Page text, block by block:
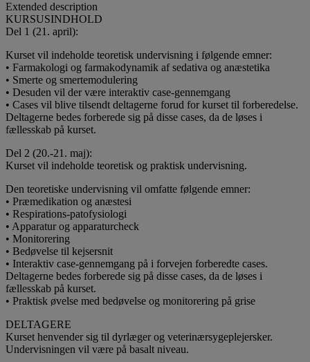
Extended description
KURSUSINDHOLD
Del 1 (21. april):
Kurset vil indeholde teoretisk undervisning i følgende emner:
• Farmakologi og farmakodynamik af sedativa og anæstetika
• Smerte og smertemodulering
• Desuden vil der være interaktiv case-gennemgang
• Cases vil blive tilsendt deltagerne forud for kurset til forberedelse.
Deltagerne bedes forberede sig på disse cases, da de løses i
fællesskab på kurset.
Del 2 (20.-21. maj):
Kurset vil indeholde teoretisk og praktisk undervisning.
Den teoretiske undervisning vil omfatte følgende emner:
• Præmedikation og anæstesi
• Respirations-patofysiologi
• Apparatur og apparaturcheck
• Monitorering
• Bedøvelse til kejsersnit
• Interaktiv case-gennemgang på i forvejen forberedte cases.
Deltagerne bedes forberede sig på disse cases, da de løses i
fællesskab på kurset.
• Praktisk øvelse med bedøvelse og monitorering på grise
DELTAGERE
Kurset henvender sig til dyrlæger og veterinærsygeplejersker.
Undervisningen vil være på basalt niveau.